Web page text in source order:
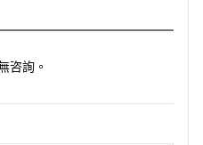
咨詢。